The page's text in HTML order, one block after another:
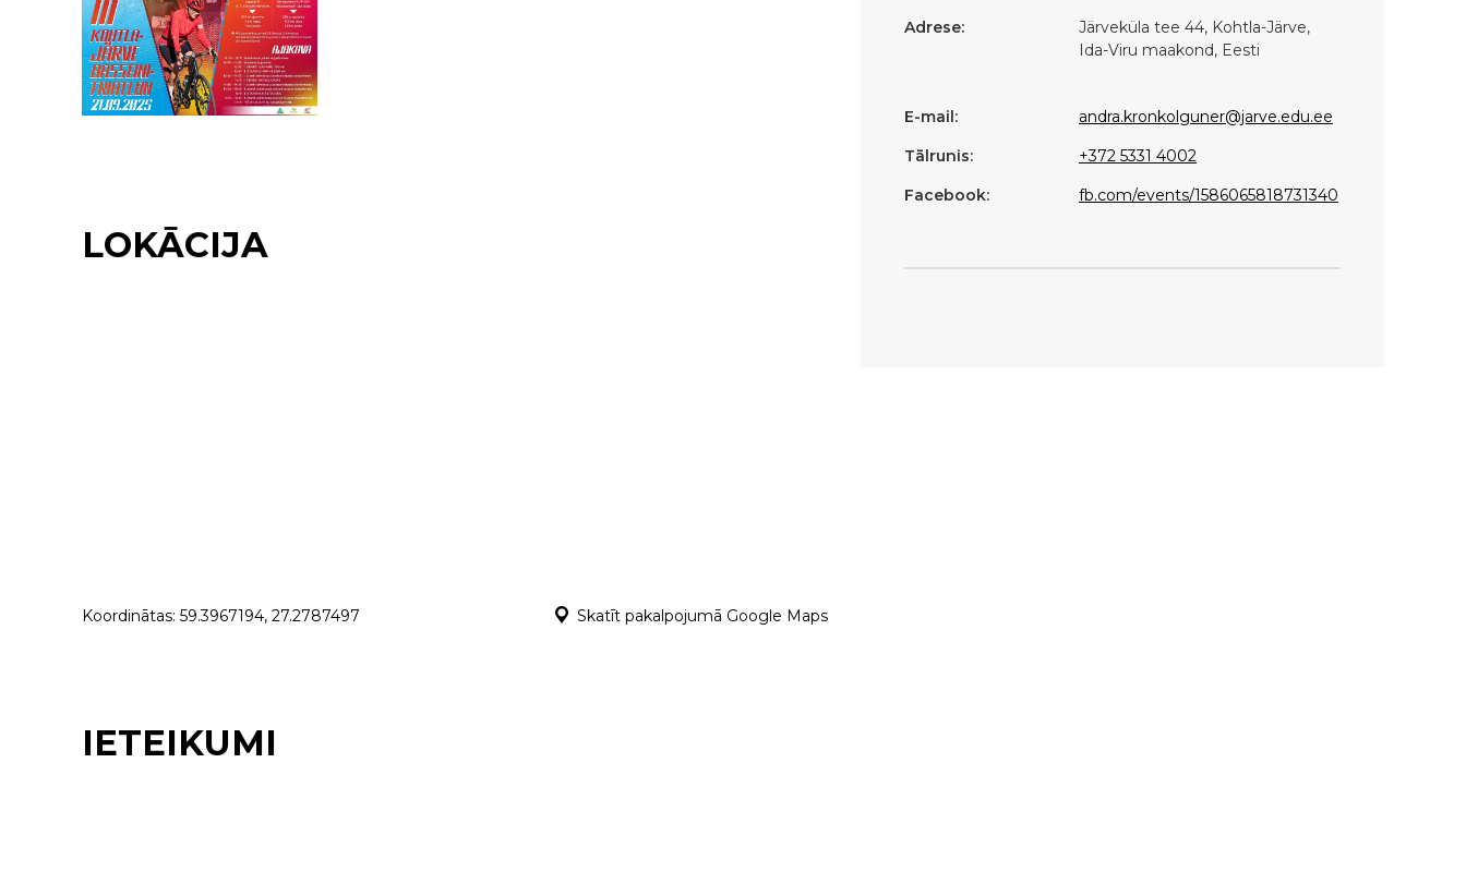
LOKĀCIJA
Koordinātas: 59.3967194, 27.2787497 Skatīt pakalpojumā Google Maps
IETEIKUMI
Adrese:
Järveküla tee 44, Kohtla-Järve,
Ida-Viru maakond, Eesti
E-mail:
andra.kronkolguner@jarve.edu.ee
Tālrunis:
+372 5331 4002
Facebook:
fb.com/events/1586065818731340